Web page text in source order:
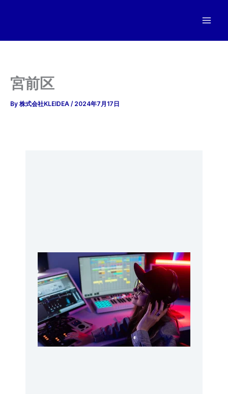
宮前区
By 株式会社KLEIDEA / 2024年7月17日